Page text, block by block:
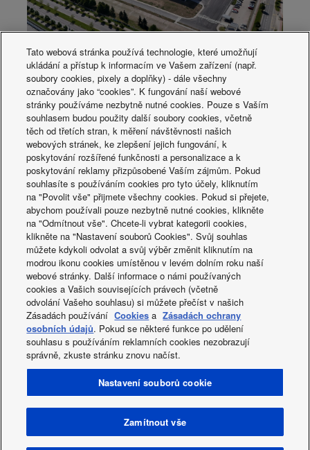
Uhlíkově neutrální továrna Panasonic v
Plzni
Tým společnosti Panasonic
a její partneři vám rádi
pomohou s projektem.
Kontakt
Facebook Instagram Youtube
LinkedIn
Zásady ochrany soukromí
Práce s cookies
Data act
Novinky
Energitický štítek
Tato webová stránka používá technologie, které umožňují
ukládání a přístup k informacím ve Vašem zařízení (např.
soubory cookies, pixely a doplňky) - dále všechny
označovány jako “cookies”. K fungování naší webové
stránky používáme nezbytně nutné cookies. Pouze s Vaším
souhlasem budou použity další soubory cookies, včetně
těch od třetích stran, k měření návštěvnosti našich
webových stránek, ke zlepšení jejich fungování, k
poskytování rozšířené funkčnosti a personalizace a k
poskytování reklamy přizpůsobené Vaším zájmům. Pokud
souhlasíte s používáním cookies pro tyto účely, kliknutím
na "Povolit vše" přijmete všechny cookies. Pokud si přejete,
abychom používali pouze nezbytně nutné cookies, klikněte
na "Odmítnout vše". Chcete-li vybrat kategorii cookies,
klikněte na "Nastavení souborů Cookies". Svůj souhlas
můžete kdykoli odvolat a svůj výběr změnit kliknutím na
modrou ikonu cookies umístěnou v levém dolním roku naší
webové stránky. Další informace o námi používaných
cookies a Vašich souvisejících právech (včetně
odvolání Vašeho souhlasu) si můžete přečíst v našich
Zásadách používání Cookies a Zásadách ochrany
osobních údajů. Pokud se některé funkce po udělení
souhlasu s používáním reklamních cookies nezobrazují
správně, zkuste stránku znovu načíst.
Nastavení souborů cookie
Zamítnout vše